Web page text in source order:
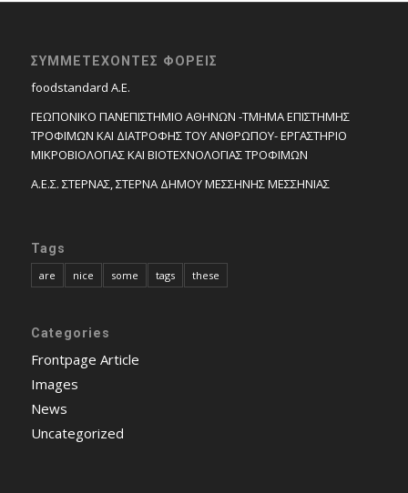
ΣΥΜΜΕΤΕΧΟΝΤΕΣ ΦΟΡΕΙΣ
foodstandard A.E.
ΓΕΩΠΟΝΙΚΟ ΠΑΝΕΠΙΣΤΗΜΙΟ ΑΘΗΝΩΝ -ΤΜΗΜΑ ΕΠΙΣΤΗΜΗΣ
ΤΡΟΦΙΜΩΝ ΚΑΙ ΔΙΑΤΡΟΦΗΣ ΤΟΥ ΑΝΘΡΩΠΟΥ- ΕΡΓΑΣΤΗΡΙΟ
ΜΙΚΡΟΒΙΟΛΟΓΙΑΣ ΚΑΙ ΒΙΟΤΕΧΝΟΛΟΓΙΑΣ ΤΡΟΦΙΜΩΝ
Α.Ε.Σ. ΣΤΕΡΝΑΣ, ΣΤΕΡΝΑ ΔΗΜΟΥ ΜΕΣΣΗΝΗΣ ΜΕΣΣΗΝΙΑΣ
Tags
are nice some tags these
Categories
Frontpage Article
Images
News
Uncategorized